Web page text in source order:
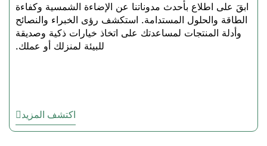
ابقَ على اطلاع بأحدث مدوناتنا عن الإضاءة الشمسية وكفاءة
الطاقة والحلول المستدامة. استكشف رؤى الخبراء والنصائح
وأدلة المنتجات لمساعدتك على اتخاذ خيارات ذكية وصديقة
للبيئة لمنزلك أو عملك.
اكتشف المزيد